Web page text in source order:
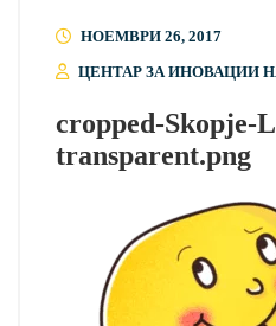
НОЕМВРИ 26, 2017
ЦЕНТАР ЗА ИНОВАЦИИ
cropped-Skopje-
transparent.png